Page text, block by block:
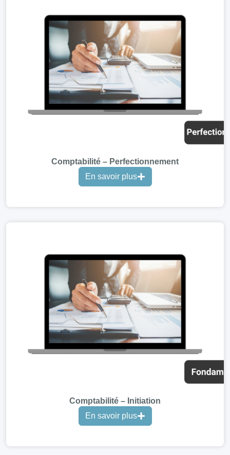
Comptabilité – Perfectionnement
En savoir plus
Comptabilité – Initiation
En savoir plus